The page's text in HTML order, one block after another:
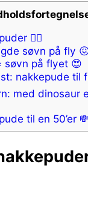
😵‍💫
søvn på fly
søvn på flyet 😍
nakkepude til
med dinosaur
til en 50’er